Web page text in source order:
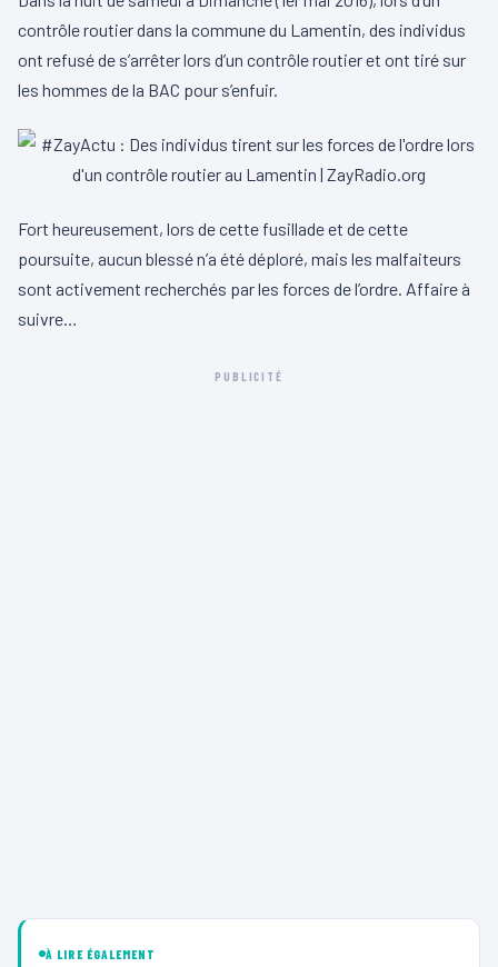
contrôle routier dans la commune du Lamentin, des individus
ont refusé de s’arrêter lors d’un contrôle routier et ont tiré sur
les hommes de la BAC pour s’enfuir.
Fort heureusement, lors de cette fusillade et de cette
poursuite, aucun blessé n’a été déploré, mais les malfaiteurs
sont activement recherchés par les forces de l’ordre. Affaire à
suivre…
PUBLICITÉ
À LIRE ÉGALEMENT